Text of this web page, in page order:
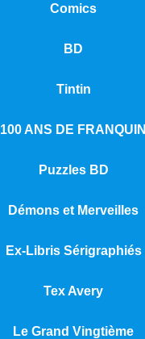
Comics
BD
Tintin
100 ANS DE FRANQUIN
Puzzles BD
Démons et Merveilles
Ex-Libris Sérigraphiés
Tex Avery
Le Grand Vingtième